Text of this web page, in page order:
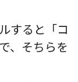
すると「コ
、そちらを